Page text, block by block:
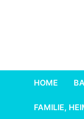
HOME
FAMILIE,